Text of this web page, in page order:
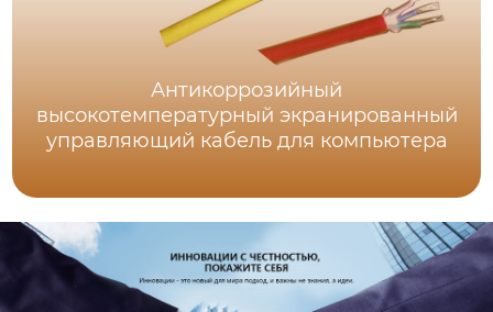
Антикоррозийный
высокотемпературный экранированный
управляющий кабель для компьютера